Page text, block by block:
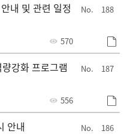
188
내 및 관련 일정
570
187
강화 프로그램
556
186
안내